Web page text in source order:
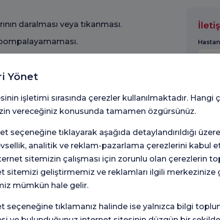
daralması veya tıkanması.
edilemediği durum.
az veya çok çalışması.
bozukluğun birlikte görülmesi.
kademeli olarak kaybı.
sonucu oluşan taşlar.
Mesaj
Yönet
işletimi sırasında çerezler kullanılmaktadır. Hangi
vereceğiniz konusunda tamamen özgürsünüz.
seçeneğine tıklayarak aşağıda detaylandırıldığı üzere
analitik ve reklam-pazarlama çerezlerini kabul
sitemizin çalışması için zorunlu olan çerezlerin
sitemizi geliştirmemiz ve reklamları ilgili merkezinize
mümkün hale gelir.
seçeneğine tıklamanız halinde ise yalnızca bilgi